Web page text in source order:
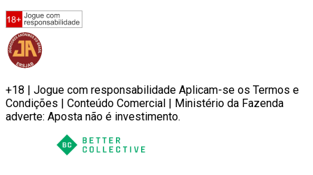
+18 | Jogue com responsabilidade Aplicam-se os Termos e
Condições | Conteúdo Comercial | Ministério da Fazenda
adverte: Aposta não é investimento.